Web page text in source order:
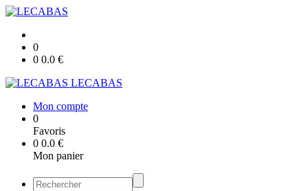
0
0 0.0 €
LECABAS
Mon compte
0
Favoris
0 0.0 €
Mon panier